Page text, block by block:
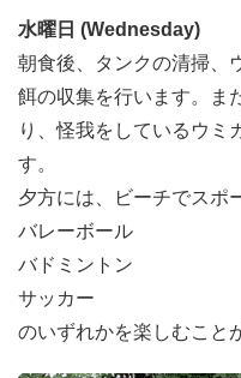
全球的なつながり
海亀は非常に移動性の高
ていきます。彼らの移動
げ、彼らを全球的に重要
護活動は、彼らの生息範
る可能性があり、海洋環
気候変動に対する回復力
海亀は気候変動の脅威に
に影響を与える気温の上
温度の変化が問題です。
水曜日 (Wednesday)
朝食後、タンクの清掃、
餌の収集を行います。ま
り、怪我をしているウミ
す。
夕方には、ビーチでスポ
バレーボール
バドミントン
サッカー
のいずれかを楽しむこと